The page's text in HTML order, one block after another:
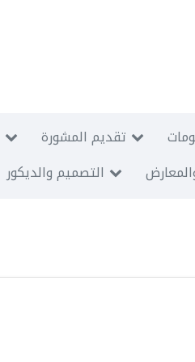
تقديم المشورة
التصميم والديكور